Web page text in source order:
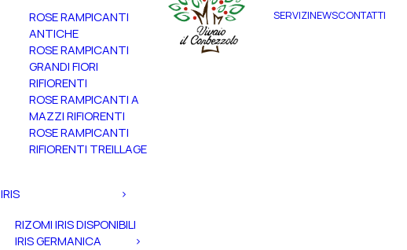
ROSE RAMPICANTI
ANTICHE
ROSE RAMPICANTI
GRANDI FIORI
RIFIORENTI
ROSE RAMPICANTI A
MAZZI RIFIORENTI
ROSE RAMPICANTI
RIFIORENTI TREILLAGE
IRIS
RIZOMI IRIS DISPONIBILI
IRIS GERMANICA
SERVIZINEWSCONTATTI